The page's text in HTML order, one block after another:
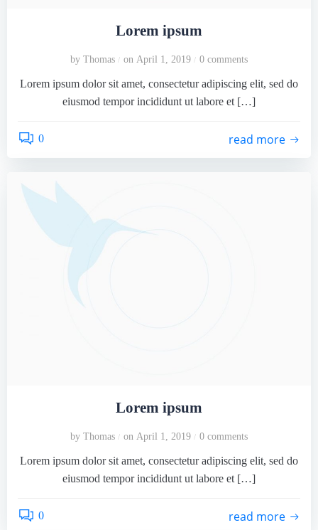
Lorem ipsum
by Thomas / on April 1, 2019 / 0 comments
Lorem ipsum dolor sit amet, consectetur adipiscing elit, sed do
eiusmod tempor incididunt ut labore et […]
0 read more
Lorem ipsum
by Thomas / on April 1, 2019 / 0 comments
Lorem ipsum dolor sit amet, consectetur adipiscing elit, sed do
eiusmod tempor incididunt ut labore et […]
0 read more